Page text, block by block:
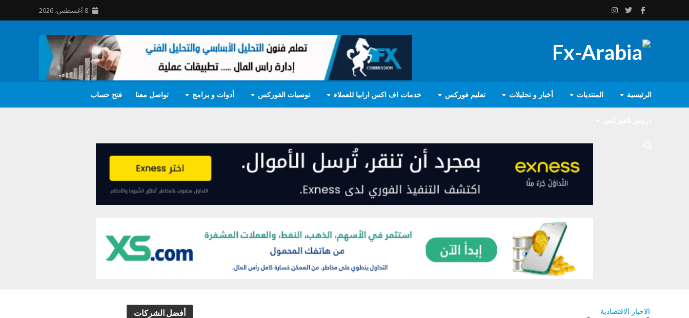
8 أغسطس، 2026
الرئيسية المنتديات أخبار و تحليلات تعليم فوركس خدمات اف اكس ارابيا للعملاء توصيات الفوركس أدوات و برامج تواصل معنا فتح حساب
أفضل الشركات الاخبار الاقتصادية